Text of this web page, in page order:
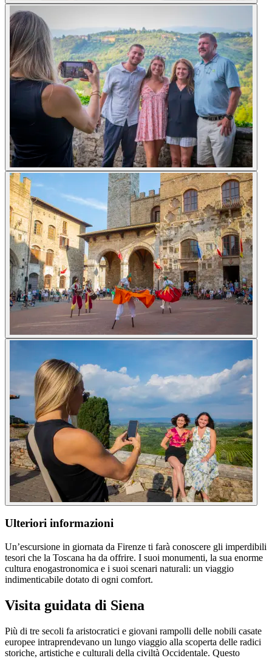
Ulteriori informazioni
Un’escursione in giornata da Firenze ti farà conoscere gli imperdibili
tesori che la Toscana ha da offrire. I suoi monumenti, la sua enorme
cultura enogastronomica e i suoi scenari naturali: un viaggio
indimenticabile dotato di ogni comfort.
Visita guidata di Siena
Più di tre secoli fa aristocratici e giovani rampolli delle nobili casate
europee intraprendevano un lungo viaggio alla scoperta delle radici
storiche, artistiche e culturali della civiltà Occidentale. Questo